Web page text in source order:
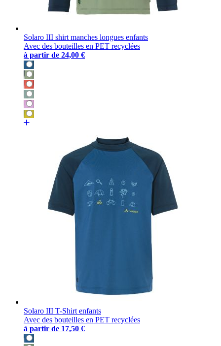
Solaro III shirt manches longues enfants
Avec des bouteilles en PET recyclées
à partir de 24,00 €
Solaro III T-Shirt enfants
Avec des bouteilles en PET recyclées
à partir de 17,50 €